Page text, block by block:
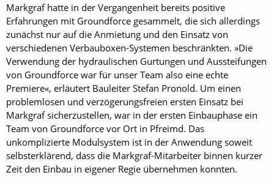
Markgraf hatte in der Vergangenheit bereits positive
Erfahrungen mit Groundforce gesammelt, die sich allerdings
zunächst nur auf die Anmietung und den Einsatz von
verschiedenen Verbauboxen-­Systemen beschränkten. »Die
Verwendung der hydraulischen Gurtungen und Aussteifungen
von Groundforce war für unser Team also eine echte
Premiere«, erläutert Bauleiter Stefan Pronold. Um einen
problemlosen und verzögerungsfreien ersten Einsatz bei
Markgraf sicherzustellen, war in der ersten Einbauphase ein
Team von Groundforce vor Ort in Pfreimd. Das
unkomplizierte Modulsystem ist in der Anwendung soweit
selbsterklärend, dass die Markgraf-Mitarbeiter binnen kurzer
Zeit den Einbau in eigener Regie übernehmen konnten.